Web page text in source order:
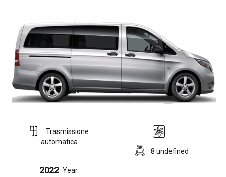
Trasmissione
automatica
8 undefined
2022 Year